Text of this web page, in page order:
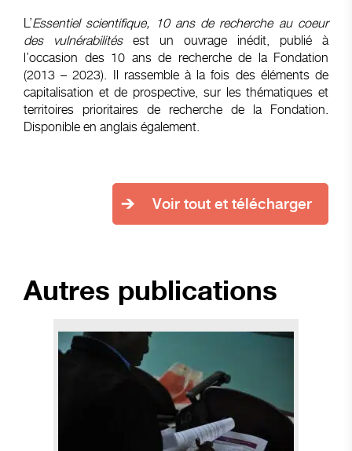
L’Essentiel scientifique, 10 ans de recherche au coeur
des vulnérabilités est un ouvrage inédit, publié à
l’occasion des 10 ans de recherche de la Fondation
(2013 – 2023). Il rassemble à la fois des éléments de
capitalisation et de prospective, sur les thématiques et
territoires prioritaires de recherche de la Fondation.
Disponible en anglais également.
Voir tout et télécharger
Autres publications